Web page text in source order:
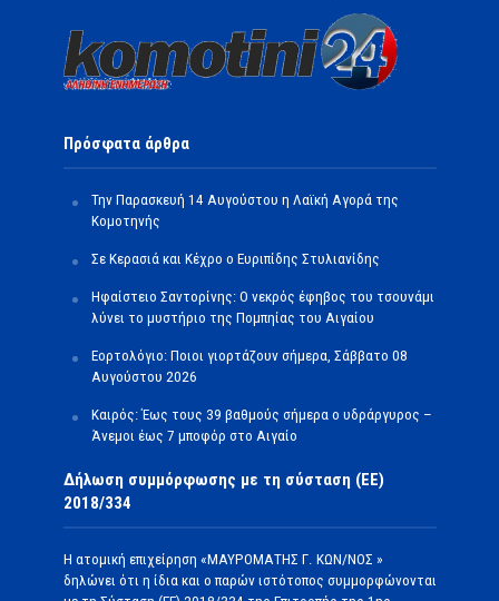
Πρόσφατα άρθρα
Την Παρασκευή 14 Αυγούστου η Λαϊκή Αγορά της
Κομοτηνής
Σε Κερασιά και Κέχρο ο Ευριπίδης Στυλιανίδης
Ηφαίστειο Σαντορίνης: Ο νεκρός έφηβος του τσουνάμι
λύνει το μυστήριο της Πομπηίας του Αιγαίου
Εορτολόγιο: Ποιοι γιορτάζουν σήμερα, Σάββατο 08
Αυγούστου 2026
Καιρός: Έως τους 39 βαθμούς σήμερα ο υδράργυρος –
Άνεμοι έως 7 μποφόρ στο Αιγαίο
Δήλωση συμμόρφωσης με τη σύσταση (ΕΕ)
2018/334
Η ατομική επιχείρηση «ΜΑΥΡΟΜΑΤΗΣ Γ. ΚΩΝ/ΝΟΣ »
δηλώνει ότι η ίδια και ο παρών ιστότοπος συμμορφώνονται